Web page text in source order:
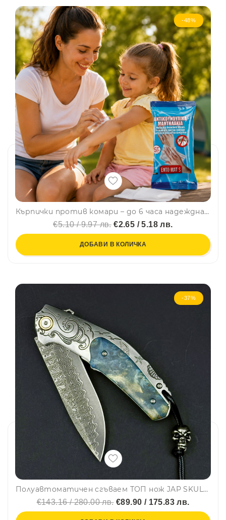
-48%
Кърпички против комари – до 6 часа надеждна защита навсякъде, 15 броя
€5.10 / 9.97 лв.€2.65 / 5.18 лв.
ДОБАВИ В КОЛИЧКА
-37%
Полуавтоматичен сгъваем ТОП нож JAP SKULL DAMASKUS МК-17 с палец за отваряне, стомана VG10 damask, дръжка отметал и седеф, кобур
€143.16 / 280.00 лв.€89.90 / 175.83 лв.